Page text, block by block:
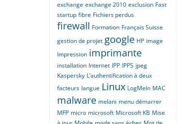
exchange exchange 2010 exclusion Fast
startup fibre Fichiers perdus
firewall Formation Français Suisse
gestion de projet google HP image
Impression imprimante
installation Internet IPP IPPS jpeg
Kaspersky L’authentification à deux
facteurs langue Linux LogMeIn MAC
malware melani menu démarrer
MFP micro microsoft Microsoft KB Mise